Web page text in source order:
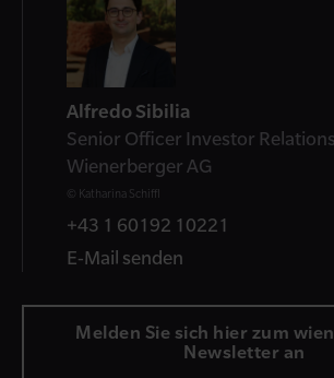
Alfredo Sibilia
Senior Officer Investor Relations
Wienerberger AG
© Katharina Schiffl
+43 1 60192 10221
E-Mail senden
Melden Sie sich hier zum
Newsletter an